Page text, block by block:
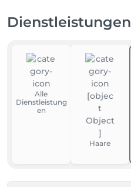
Dienstleistungen
Alle
Dienstleistung
en
Haare